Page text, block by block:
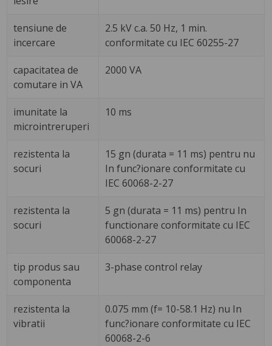
tensiune de
incercare
2.5 kV c.a. 50 Hz, 1 min.
conformitate cu IEC 60255-27
capacitatea de
comutare in VA
2000 VA
imunitate la
microintreruperi
10 ms
rezistenta la
socuri
15 gn (durata = 11 ms) pentru nu
In func?ionare conformitate cu
IEC 60068-2-27
rezistenta la
socuri
5 gn (durata = 11 ms) pentru In
functionare conformitate cu IEC
60068-2-27
tip produs sau
componenta
3-phase control relay
rezistenta la
vibratii
0.075 mm (f= 10-58.1 Hz) nu In
func?ionare conformitate cu IEC
60068-2-6